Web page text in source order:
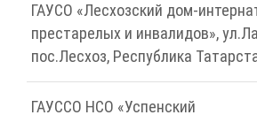
ГАУСО «Лесхозский дом-
престарелых и инвалидов»,
пос.Лесхоз, Республика
ГАУССО НСО «Успенский